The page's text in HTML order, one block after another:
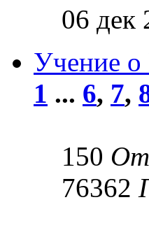
06 дек
Учение о
1 ... 6, 7,
150
76362